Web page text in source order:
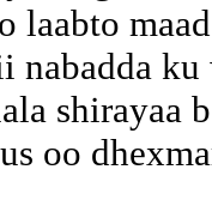
laabto
shirayaa
oo